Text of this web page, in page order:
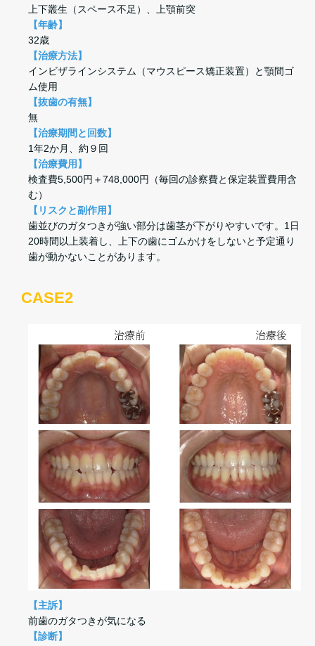
上下叢生（スペース不足）、上顎前突
【年齢】
32歳
【治療方法】
インビザラインシステム（マウスピース矯正装置）と顎間ゴ
ム使用
【抜歯の有無】
無
【治療期間と回数】
1年2か月、約９回
【治療費用】
検査費5,500円＋748,000円（毎回の診察費と保定装置費用含
む）
【リスクと副作用】
歯並びのガタつきが強い部分は歯茎が下がりやすいです。1日
20時間以上装着し、上下の歯にゴムかけをしないと予定通り
歯が動かないことがあります。
CASE2
【主訴】
前歯のガタつきが気になる
【診断】